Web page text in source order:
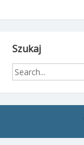
Szukaj